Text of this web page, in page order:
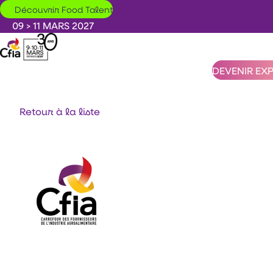
Aller au contenu principal
Découvrir Food Talent
09 > 11 MARS 2027
DEVENIR
Retour à la liste